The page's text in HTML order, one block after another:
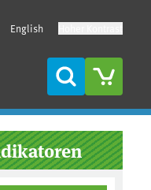
English
Suche